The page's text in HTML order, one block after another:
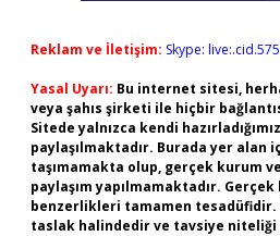
Reklam ve İletişim: Skype:
Yasal Uyarı: Bu internet sitesi,
veya şahıs şirketi ile hiçbir
Sitede yalnızca kendi
paylaşılmaktadır. Burada yer
taşımamakta olup, gerçek kurum
paylaşım yapılmamaktadır.
benzerlikleri tamamen
taslak halindedir ve tavsiye niteliği